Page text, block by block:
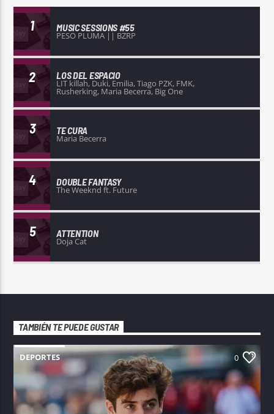
1 MUSIC SESSIONS #55
PESO PLUMA || BZRP
2 LOS DEL ESPACIO
LIT killah, Duki, Emilia, Tiago PZK, FMK,
Rusherking, Maria Becerra, Big One
3 TE CURA
Maria Becerra
4 DOUBLE FANTASY
The Weeknd ft. Future
5 ATTENTION
Doja Cat
TAMBIÉN TE PUEDE GUSTAR
DEPORTES 0